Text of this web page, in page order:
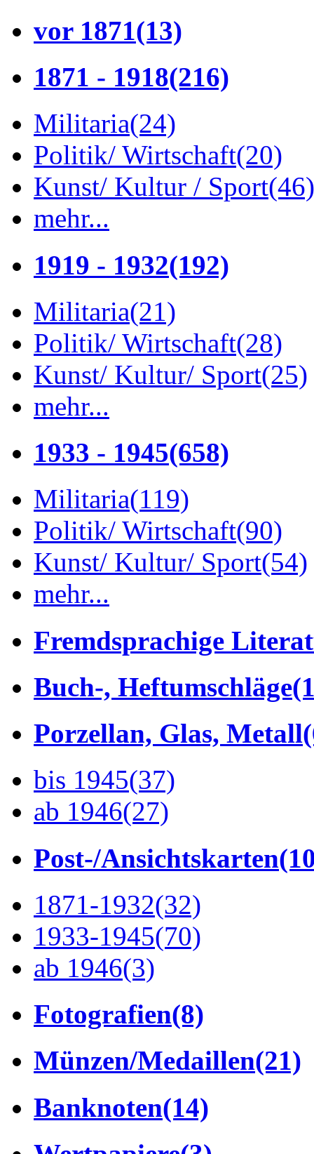
vor 1871(13)
1871 - 1918(216)
Militaria(24)
Politik/ Wirtschaft(20)
Kunst/ Kultur / Sport(46)
mehr...
1919 - 1932(192)
Militaria(21)
Politik/ Wirtschaft(28)
Kunst/ Kultur/ Sport(25)
mehr...
1933 - 1945(658)
Militaria(119)
Politik/ Wirtschaft(90)
Kunst/ Kultur/ Sport(54)
mehr...
Fremdsprachige
Buch-, Heftumschläge
Porzellan, Glas, Metall
bis 1945(37)
ab 1946(27)
Post-/Ansichtskarten
1871-1932(32)
1933-1945(70)
ab 1946(3)
Fotografien(8)
Münzen/Medaillen(21)
Banknoten(14)